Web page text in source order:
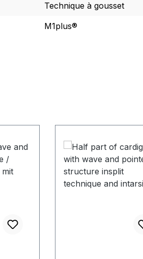
Technique à gousset
M1plus®